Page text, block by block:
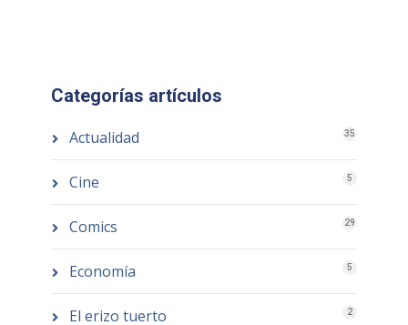
Categorías artículos
Actualidad 35
Cine 5
Comics 29
Economía 5
El erizo tuerto 2